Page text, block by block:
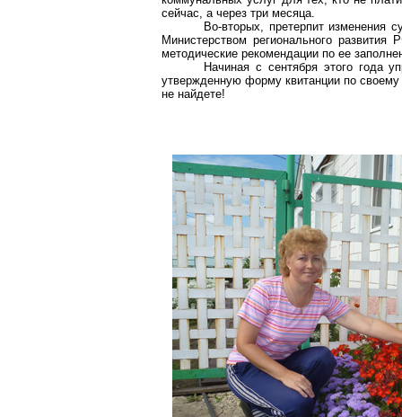
сейчас, а через три месяца.
Во-вторых, претерпит изменения
Министерством регионального
методические рекомендации по ее
Начиная с сентября этого
утвержденную форму квитанции по
не найдете!